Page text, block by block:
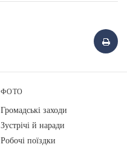
ФОТО
Громадські заходи
Зустрічі й наради
Робочі поїздки